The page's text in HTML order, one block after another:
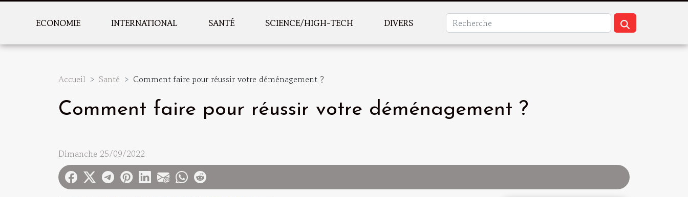
ECONOMIE INTERNATIONAL SANTÉ SCIENCE/HIGH-TECH DIVERS
Accueil Santé Comment faire pour réussir votre déménagement ?
Comment faire pour réussir votre déménagement ?
Dimanche 25/09/2022